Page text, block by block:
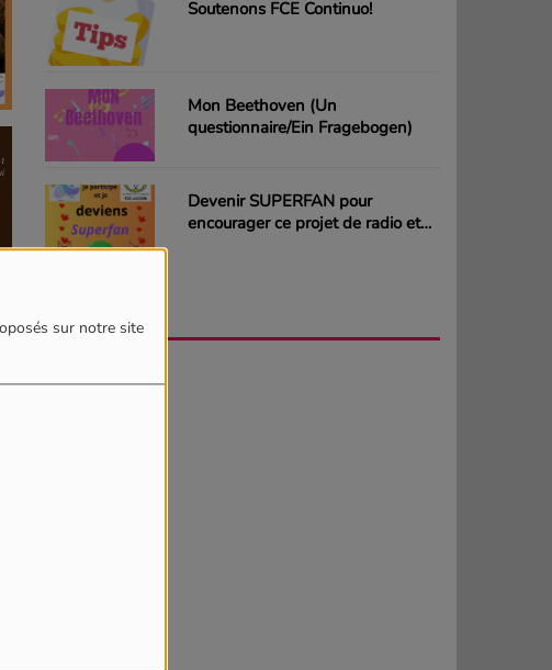
sur notre site
Soutenons FCE Continuo!
Mon Beethoven (Un
questionnaire/Ein Fragebogen)
Devenir SUPERFAN pour
encourager ce projet de radio et
AGENDA